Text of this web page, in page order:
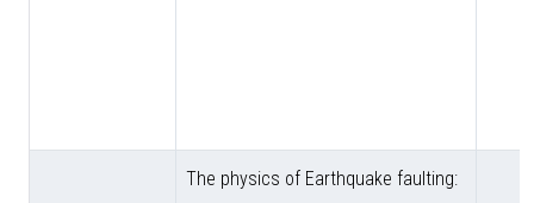
The physics of Earthquake faulting: